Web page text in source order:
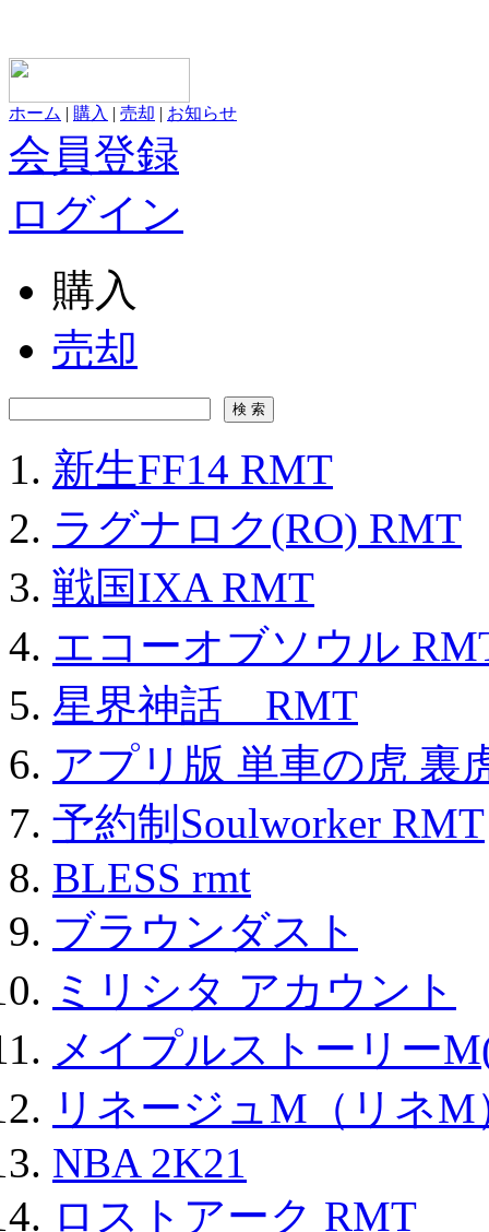
ホーム | 購入 | 売却 | お知らせ
会員登録
ログイン
購入
売却
新生FF14 RMT
ラグナロク(RO) RMT
戦国IXA RMT
エコーオブソウル
星界神話 RMT
アプリ版 単車の虎 裏
予約制Soulworker RMT
BLESS rmt
ブラウンダスト
ミリシタ アカウント
メイプルストーリー
リネージュM（リネM
NBA 2K21
ロストアーク RMT